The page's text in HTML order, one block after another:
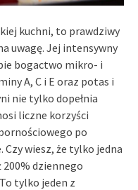
kuchni, to prawdziwy
uwagę. Jej intensywny
bogactwo mikro- i
A, C i E oraz potas i
nie tylko dopełnia
liczne korzyści
po
wiesz, że tylko jedna
dziennego
tylko jeden z